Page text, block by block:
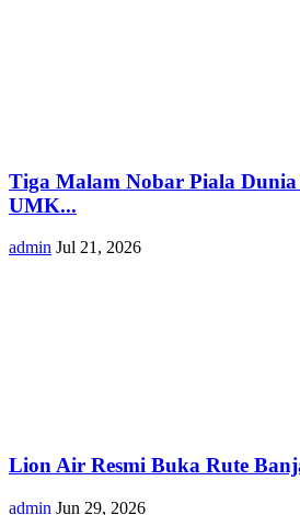
Tiga Malam Nobar Piala Dunia
UMK...
admin Jul 21, 2026
Lion Air Resmi Buka Rute
admin Jun 29, 2026